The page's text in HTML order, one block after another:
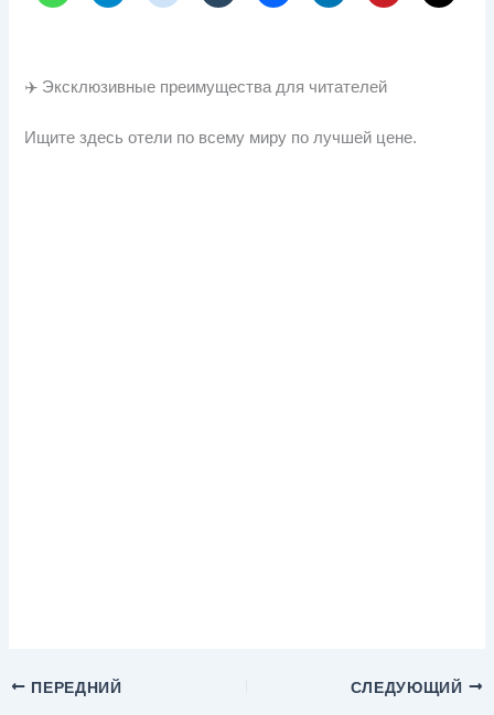
✈️ Эксклюзивные преимущества для читателей
Ищите здесь отели по всему миру по лучшей цене.
ПЕРЕДНИЙ СЛЕДУЮЩИЙ